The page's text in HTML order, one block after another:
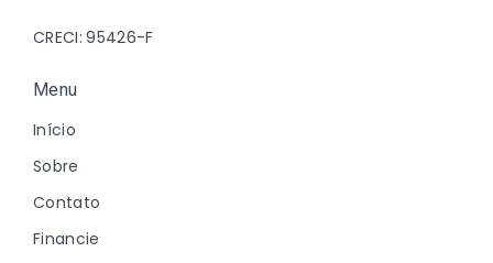
CRECI: 95426-F
Menu
Início
Sobre
Contato
Financie